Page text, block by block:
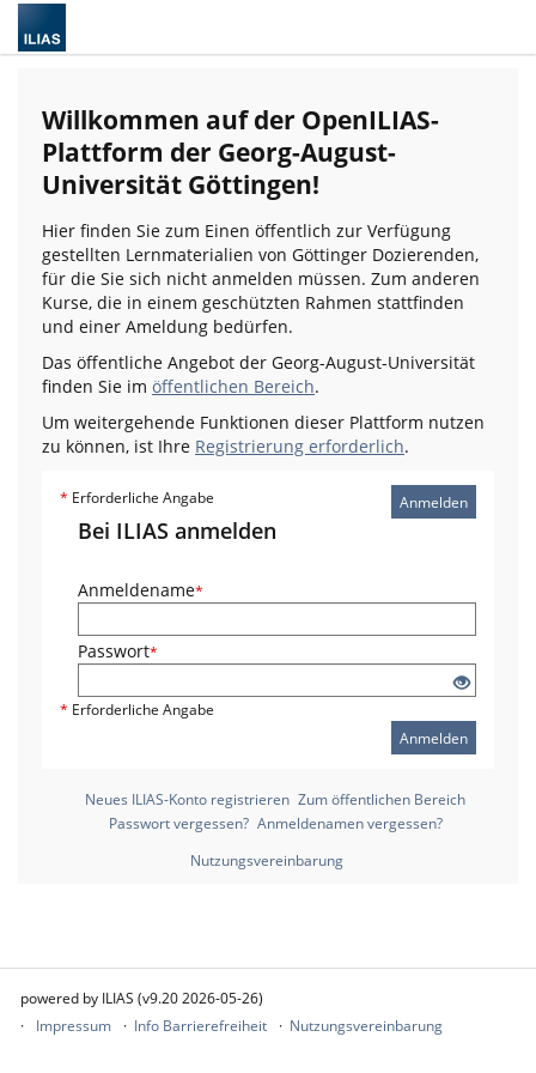
Willkommen auf der OpenILIAS-
Plattform der Georg-August-
Universität Göttingen!
Hier finden Sie zum Einen öffentlich zur Verfügung
gestellten Lernmaterialien von Göttinger Dozierenden,
für die Sie sich nicht anmelden müssen. Zum anderen
Kurse, die in einem geschützten Rahmen stattfinden
und einer Ameldung bedürfen.
Das öffentliche Angebot der Georg-August-Universität
finden Sie im öffentlichen Bereich.
Um weitergehende Funktionen dieser Plattform nutzen
zu können, ist Ihre Registrierung erforderlich.
Anmelden
* Erforderliche Angabe
Bei ILIAS anmelden
Anmeldename*
Passwort*
* Erforderliche Angabe
Anmelden
Neues ILIAS-Konto registrieren Zum öffentlichen Bereich
Passwort vergessen? Anmeldenamen vergessen?
Nutzungsvereinbarung
powered by ILIAS (v9.20 2026-05-26)
Impressum
Info Barrierefreiheit Nutzungsvereinbarung